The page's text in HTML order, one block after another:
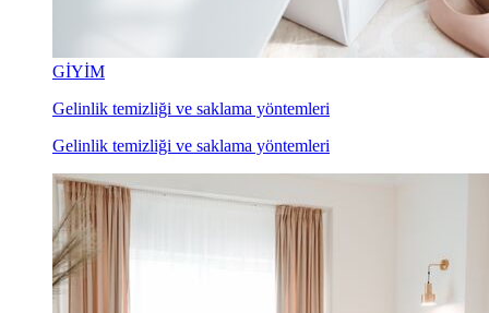
GİYİM
Gelinlik temizliği ve saklama yöntemleri
Gelinlik temizliği ve saklama yöntemleri